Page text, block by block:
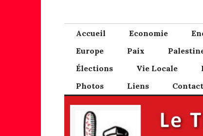
content
PCF Pays
Accueil Economie
Europe
Paix
Élections
Vie Locale
Photos
Liens Contact